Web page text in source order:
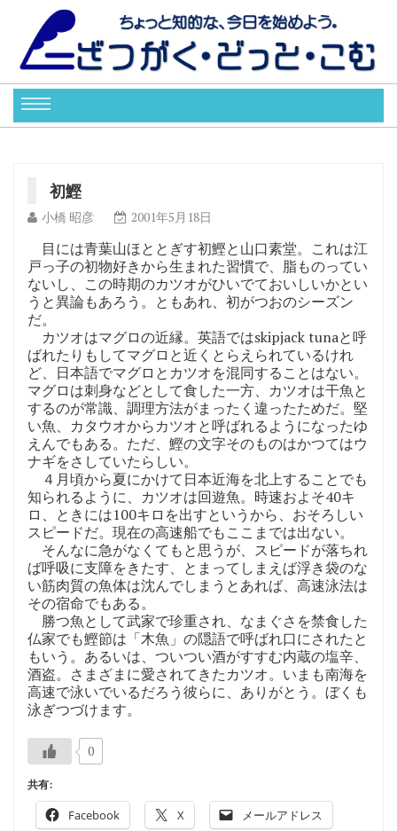
初鰹
小橋 昭彦 2001年5月18日
目には青葉山ほととぎす初鰹と山口素堂。これは江
戸っ子の初物好きから生まれた習慣で、脂ものってい
ないし、この時期のカツオがひいでておいしいかとい
うと異論もあろう。ともあれ、初がつおのシーズン
だ。
カツオはマグロの近縁。英語ではskipjack tunaと呼
ばれたりもしてマグロと近くとらえられているけれ
ど、日本語でマグロとカツオを混同することはない。
マグロは刺身などとして食した一方、カツオは干魚と
するのが常識、調理方法がまったく違ったためだ。堅
い魚、カタウオからカツオと呼ばれるようになったゆ
えんでもある。ただ、鰹の文字そのものはかつてはウ
ナギをさしていたらしい。
４月頃から夏にかけて日本近海を北上することでも
知られるように、カツオは回遊魚。時速およそ40キ
ロ、ときには100キロを出すというから、おそろしい
スピードだ。現在の高速船でもここまでは出ない。
そんなに急がなくてもと思うが、スピードが落ちれ
ば呼吸に支障をきたす、とまってしまえば浮き袋のな
い筋肉質の魚体は沈んでしまうとあれば、高速泳法は
その宿命でもある。
勝つ魚として武家で珍重され、なまぐさを禁食した
仏家でも鰹節は「木魚」の隠語で呼ばれ口にされたと
もいう。あるいは、ついつい酒がすすむ内蔵の塩辛、
酒盗。さまざまに愛されてきたカツオ。いまも南海を
高速で泳いでいるだろう彼らに、ありがとう。ぼくも
泳ぎつづけます。
0
共有:
Facebook X メールアドレス